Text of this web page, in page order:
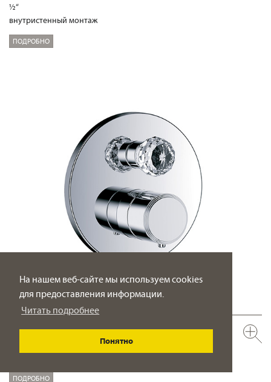
На нашем веб-сайте мы используем cookies
для предоставления информации.
Читать подробнее
Понятно
½“
внутристенный монтаж
ПОДРОБНО
600.40.360.xxx-AA
Термостат для душа с запорным вентилем ½“
ПОДРОБНО